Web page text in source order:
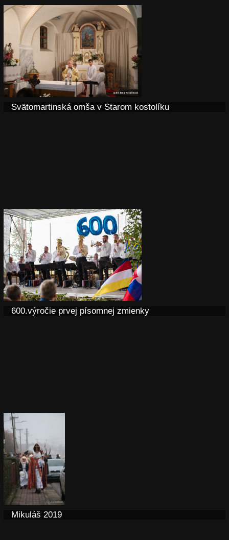
Svätomartinská omša v Starom kostolíku
600.výročie prvej písomnej zmienky
Mikuláš 2019